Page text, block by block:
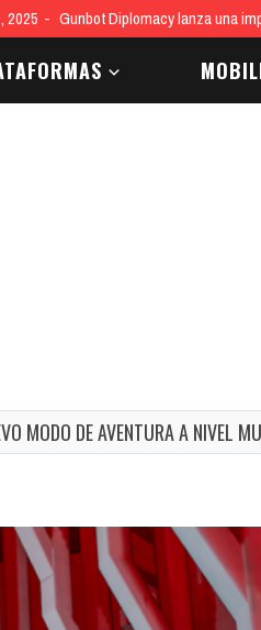
2025 Gunbot Diplomacy lanza una
MODO DE AVENTURA A NIVEL